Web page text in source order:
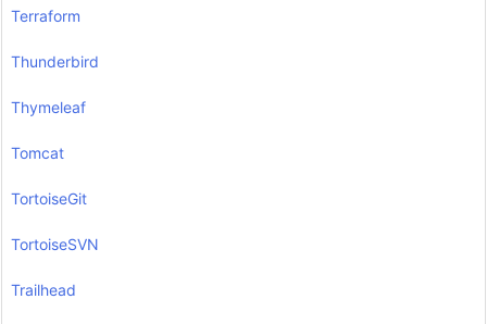
Terraform
Thunderbird
Thymeleaf
Tomcat
TortoiseGit
TortoiseSVN
Trailhead